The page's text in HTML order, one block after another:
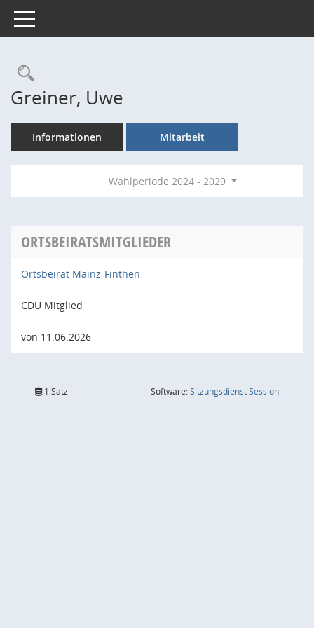
Toggle navigation
Rechercheauswahl
Greiner, Uwe
Informationen Mitarbeit
Wahlperiode 2024 - 2029
ORTSBEIRATSMITGLIEDER
Ortsbeirat Mainz-Finthen
CDU Mitglied
von 11.06.2026
1 Satz Software:SitzungsdienstSession(Wird in